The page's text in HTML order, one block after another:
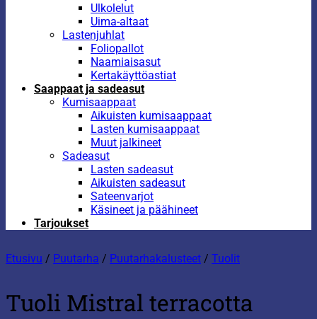
Ulkolelut
Uima-altaat
Lastenjuhlat
Foliopallot
Naamiaisasut
Kertakäyttöastiat
Saappaat ja sadeasut
Kumisaappaat
Aikuisten kumisaappaat
Lasten kumisaappaat
Muut jalkineet
Sadeasut
Lasten sadeasut
Aikuisten sadeasut
Sateenvarjot
Käsineet ja päähineet
Tarjoukset
Etusivu / Puutarha / Puutarhakalusteet / Tuolit
Tuoli Mistral terracotta